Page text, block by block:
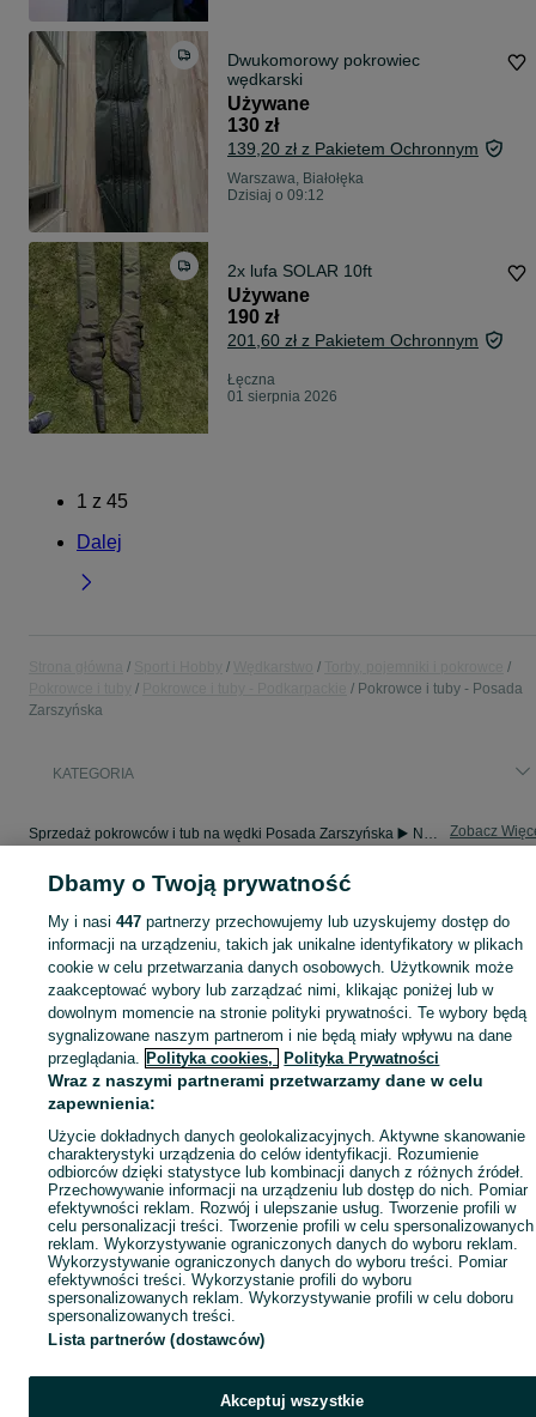
Dwukomorowy pokrowiec
wędkarski
Używane
130 zł
139,20 zł z Pakietem Ochronnym
Warszawa, Białołęka
Dzisiaj o 09:12
2x lufa SOLAR 10ft
Używane
190 zł
201,60 zł z Pakietem Ochronnym
Łęczna
01 sierpnia 2026
1 z 45
Dalej
Pokrowce i tuby - Posada
Zarszyńska
KATEGORIA
Sprzedaż pokrowców i tub na wędki Posada Zarszyńska ▶️ Nowe i używane oferty ✅ Szeroki wybór produktów w atrakcyjnych cenach ✌ Znajdź ogłoszenia na OLX.pl! Zobacz
Mapa kategorii
Mapa miejscowości
Mapa ministron
Popularne wyszukiwania
Dbamy o Twoją prywatność
My i nasi447 partnerzy przechowujemy lub uzyskujemy dostęp do
informacji na urządzeniu, takich jak unikalne identyfikatory w plikach
cookie w celu przetwarzania danych osobowych. Użytkownik może
zaakceptować wybory lub zarządzać nimi, klikając poniżej lub w
dowolnym momencie na stronie polityki prywatności. Te wybory będą
sygnalizowane naszym partnerom i nie będą miały wpływu na dane
przeglądania. Polityka cookies, Polityka Prywatności
Wraz z naszymi partnerami przetwarzamy dane w celu
zapewnienia:
Użycie dokładnych danych geolokalizacyjnych. Aktywne skanowanie
charakterystyki urządzenia do celów identyfikacji. Rozumienie
odbiorców dzięki statystyce lub kombinacji danych z różnych źródeł.
Przechowywanie informacji na urządzeniu lub dostęp do nich. Pomiar
efektywności reklam. Rozwój i ulepszanie usług. Tworzenie profili w
celu personalizacji treści. Tworzenie profili w celu spersonalizowanych
reklam. Wykorzystywanie ograniczonych danych do wyboru reklam.
Wykorzystywanie ograniczonych danych do wyboru treści. Pomiar
efektywności treści. Wykorzystanie profili do wyboru
spersonalizowanych reklam. Wykorzystywanie profili w celu doboru
spersonalizowanych treści.
Lista partnerów (dostawców)
Akceptuj wszystkie